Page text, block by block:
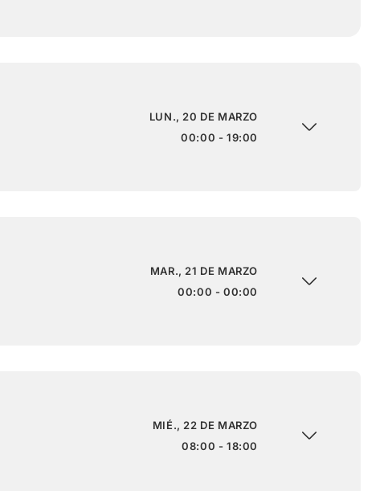
LUN., 20 DE MARZO
00:00 - 19:00
MAR., 21 DE MARZO
00:00 - 00:00
MIÉ., 22 DE MARZO
08:00 - 18:00